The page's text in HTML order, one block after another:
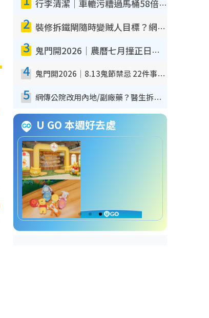
行李清潔｜車轆污糟過馬桶58倍！專家警告忌用酒精抹 教1招免污手除菌
2 裝修拆鐵閘隨時變賊人目標？網民揭2大關鍵用途：裝新式等於白裝？附新舊鐵閘分別
3 鬼門開2026｜農曆七月撞正日全食特別邪？專家警告切忌做一事！揭4大禁忌+2招保平安
4 鬼門開2026｜8.13鬼節禁忌 22件事唔做得！燒肉、刺身要少食？半夜勿吹口哨/打呢個電話
5 網傳公院改用內地/副廠藥？醫生拆解正副廠分別 揭4類人換藥隨時出事
U GO 本週好去處